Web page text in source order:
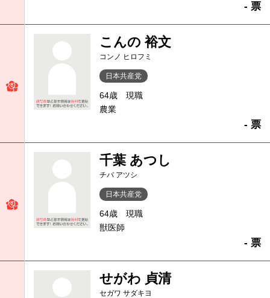
- 票
こんの 裕文
コンノ ヒロフミ
日本共産党
64歳
現職
農業
- 票
千葉 あつし
チバ アツシ
日本共産党
64歳
現職
獣医師
- 票
せがわ 貞清
セガワ サダキヨ